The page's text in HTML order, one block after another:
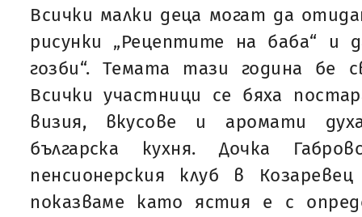
Всички малки деца могат да
рисунки „Рецептите на баба“ и
гозби“. Темата тази година бе
Всички участници се бяха
визия, вкусове и аромати
българска кухня. Дочка
пенсионерския клуб в
показваме като ястия е с